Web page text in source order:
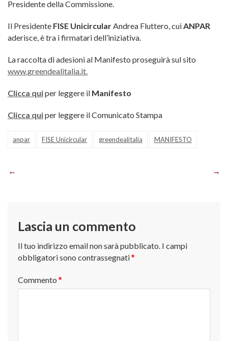
Presidente della Commissione.
Il Presidente FISE UnicircularAndrea Fluttero, cuiANPAR
aderisce, è tra i firmatari dell’iniziativa.
La raccolta di adesioni al Manifesto proseguirà sul sito
www.greendealitalia.it.
Clicca quiper leggere il Manifesto
Clicca quiper leggere il Comunicato Stampa
anpar FISE Unicircular greendealitalia MANIFESTO
Navigazione
Lascia un commento
Il tuo indirizzo email non sarà pubblicato. I campi
obbligatori sono contrassegnati*
Commento *